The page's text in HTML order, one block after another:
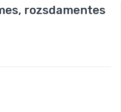
rozsdamentes